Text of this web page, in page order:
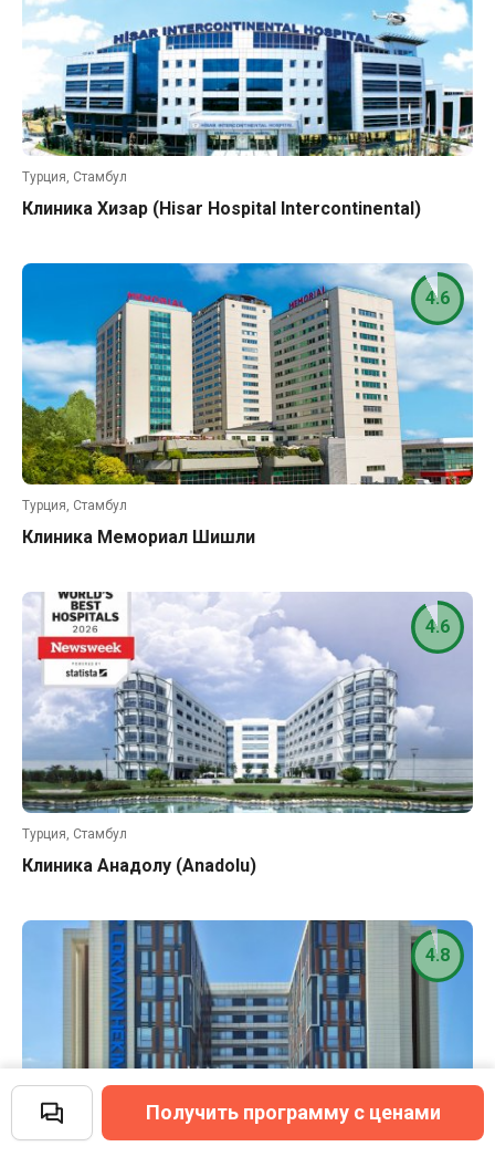
Турция, Стамбул
Клиника Хизар (Hisar Hospital Intercontinental)
Турция, Стамбул
Клиника Мемориал Шишли
4.6
Турция, Стамбул
Клиника Анадолу (Anadolu)
4.6
4.8
Получить программу с ценами